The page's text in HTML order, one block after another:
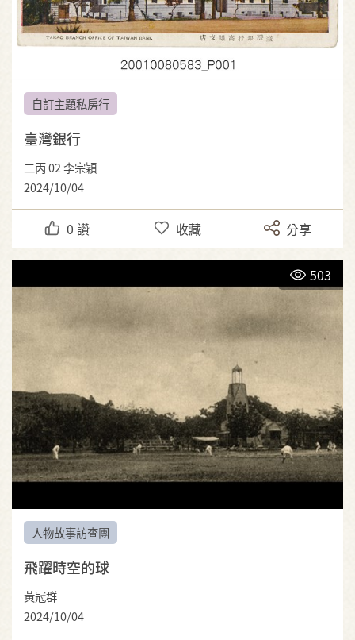
自訂主題私房行
臺灣銀行
二丙 02 李宗穎
2024/10/04
0 讚 收藏 分享
503
人物故事訪查團
飛躍時空的球
黃冠群
2024/10/04